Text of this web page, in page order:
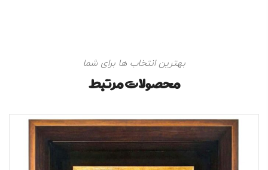
بهترین انتخاب ها برای شما
محصولات مرتبط